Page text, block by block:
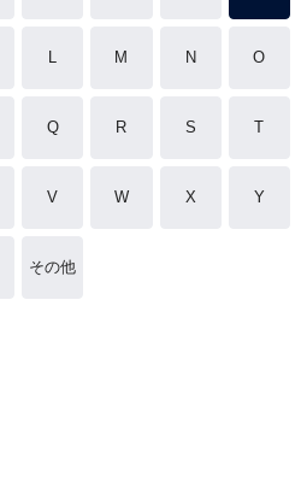
L M N O
Q R S T
V W X Y
その他